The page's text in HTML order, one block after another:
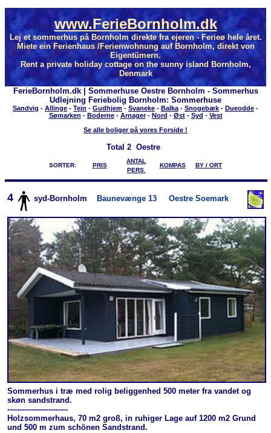
www.FerieBornholm.dk
Lej et sommerhus på Bornholm direkte fra ejeren - Ferieø hele året.
Miete ein Ferienhaus /Ferienwohnung auf Bornholm, direkt von
Eigentümern.
Rent a private holiday cottage on the sunny island Bornholm,
Denmark
FerieBornholm.dk | Sommerhuse Oestre Bornholm - Sommerhus
Udlejning Feriebolig Bornholm: Sommerhuse
Sandvig - Allinge - Tejn - Gudhjem - Svaneke - Balka - Snogebæk - Dueodde -
Sømarken - Boderne- Arnager- Nord - Øst- Syd - Vest
Se alle boliger på vores Forside !
Total 2 Oestre
SORTER: PRIS
ANTAL
PERS.
KOMPAS BY / ORT
4 syd-Bornholm Baunevænge 13 Oestre Soemark
Sommerhus i træ med rolig beliggenhed 500 meter fra vandet og
skøn sandstrand.
-------------------------
Holzsommerhaus, 70 m2 groß, in ruhiger Lage auf 1200 m2 Grund
und 500 m zum schönen Sandstrand.